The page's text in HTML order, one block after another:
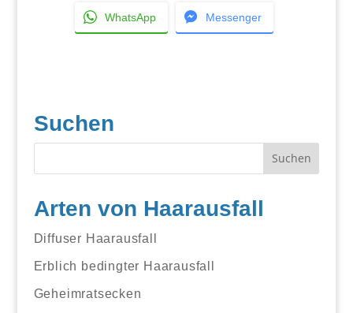
WhatsApp Messenger
Suchen
Arten von Haarausfall
Diffuser Haarausfall
Erblich bedingter Haarausfall
Geheimratsecken